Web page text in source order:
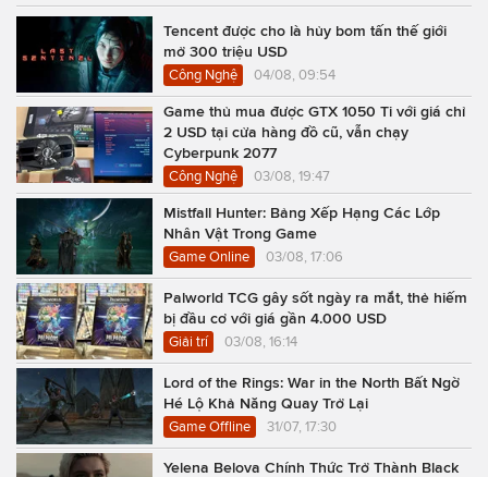
Tencent được cho là hủy bom tấn thế giới
mở 300 triệu USD
Công Nghệ 04/08, 09:54
Game thủ mua được GTX 1050 Ti với giá chỉ
2 USD tại cửa hàng đồ cũ, vẫn chạy
Cyberpunk 2077
Công Nghệ 03/08, 19:47
Mistfall Hunter: Bảng Xếp Hạng Các Lớp
Nhân Vật Trong Game
Game Online 03/08, 17:06
Palworld TCG gây sốt ngày ra mắt, thẻ hiếm
bị đầu cơ với giá gần 4.000 USD
Giải trí 03/08, 16:14
Lord of the Rings: War in the North Bất Ngờ
Hé Lộ Khả Năng Quay Trở Lại
Game Offline 31/07, 17:30
Yelena Belova Chính Thức Trở Thành Black